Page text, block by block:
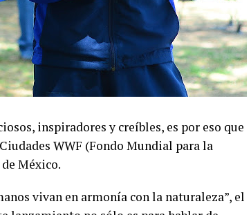
inspiradores y creíbles, es por eso que
WWF (Fondo Mundial para la
México.
vivan en armonía con la naturaleza”, el